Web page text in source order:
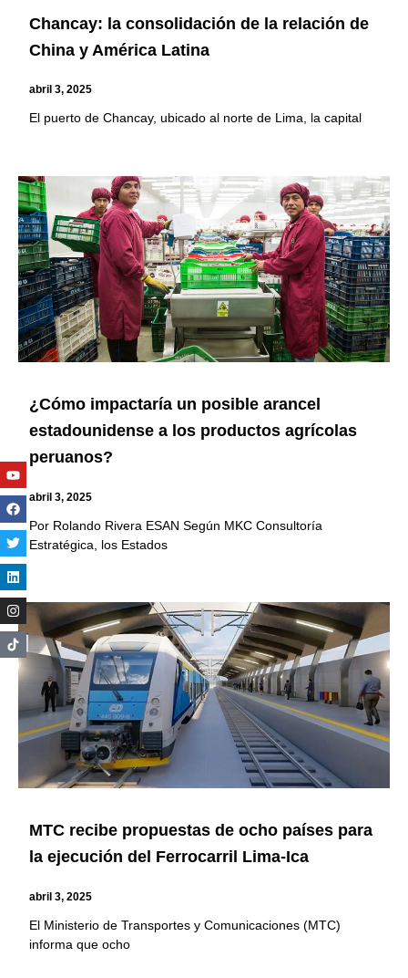
Chancay: la consolidación de la relación de
China y América Latina
abril 3, 2025
El puerto de Chancay, ubicado al norte de Lima, la capital
¿Cómo impactaría un posible arancel
estadounidense a los productos agrícolas
peruanos?
abril 3, 2025
Por Rolando Rivera ESAN Según MKC Consultoría
Estratégica, los Estados
MTC recibe propuestas de ocho países para
la ejecución del Ferrocarril Lima-Ica
abril 3, 2025
El Ministerio de Transportes y Comunicaciones (MTC)
informa que ocho
Youtube
Facebook
Twitter
Linkedin
Instagram